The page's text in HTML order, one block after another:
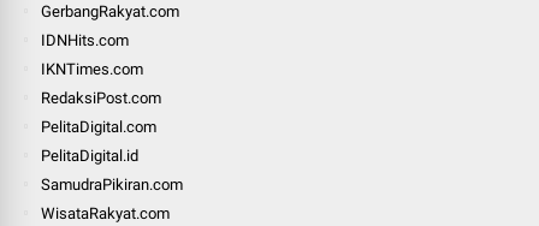
GerbangRakyat.com
IDNHits.com
IKNTimes.com
RedaksiPost.com
PelitaDigital.com
PelitaDigital.id
SamudraPikiran.com
WisataRakyat.com